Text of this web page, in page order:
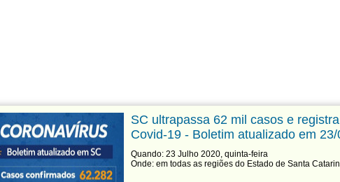
SC ultrapassa 62 mil casos e
Covid-19 - Boletim atualizado em 23/
Quando: 23 Julho 2020, quinta-feira
Onde: em todas as regiões do Estado de Santa